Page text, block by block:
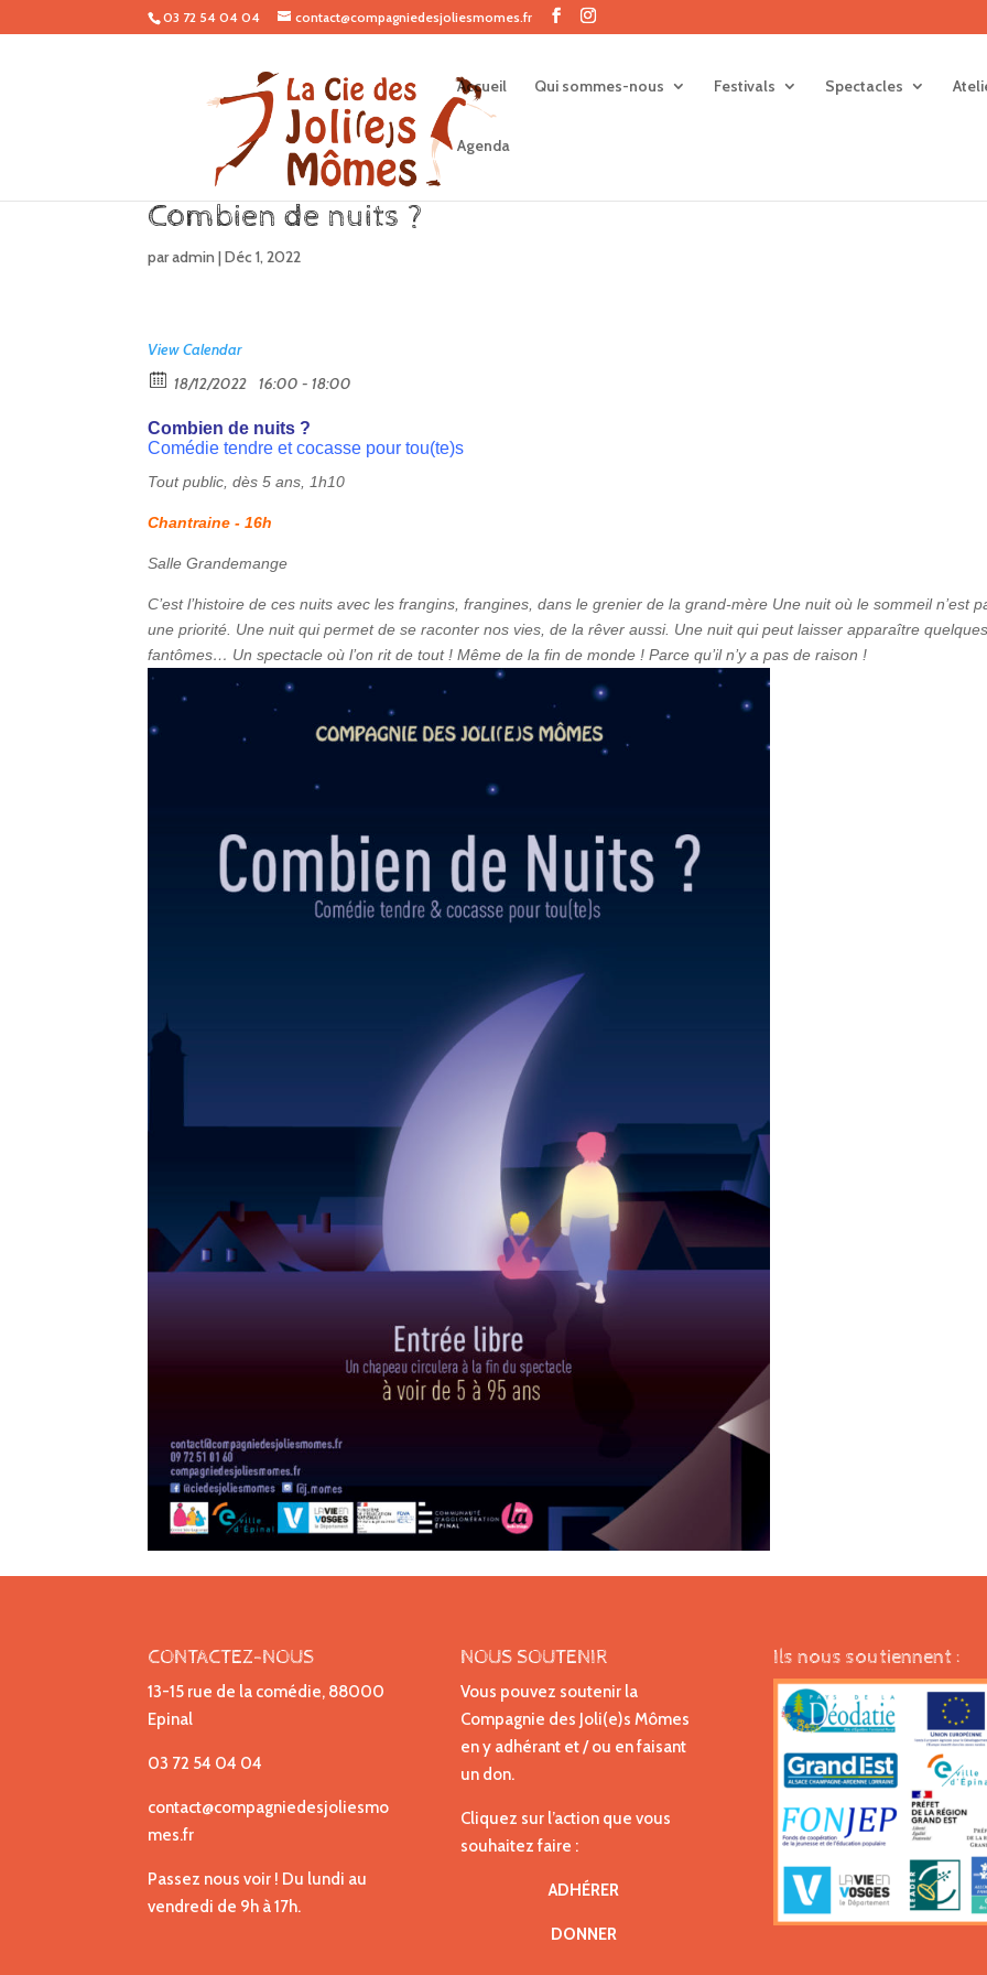
03 72 54 04 04 contact@compagniedesjoliesmomes.fr
Accueil Qui sommes-nous Festivals Spectacles
Agenda
Combien de nuits ?
paradmin |Déc 1, 2022
View Calendar
18/12/2022
16:00 - 18:00
Combien de nuits ?
Comédie tendre et cocasse pour tou(te)s
Tout public, dès 5 ans, 1h10
Chantraine - 16h
Salle Grandemange
C’est l’histoire de ces nuits avec les frangins, frangines, dans le grenier de la grand-mère Une nuit où le sommeil n’est
une priorité. Une nuit qui permet de se raconter nos vies, de la rêver aussi. Une nuit qui peut laisser apparaître
fantômes… Un spectacle où l’on rit de tout ! Même de la fin de monde ! Parce qu’il n’y a pas de raison !
CONTACTEZ-NOUS
13-15 rue de la comédie, 88000
Epinal
03 72 54 04 04
contact@compagniedesjoliesmo
mes.fr
Passez nous voir ! Du lundi au
vendredi de 9h à 17h.
NOUS SOUTENIR
Vous pouvez soutenir la
Compagnie des Joli(e)s Mômes
en y adhérant et / ou en faisant
un don.
Cliquez sur l’action que vous
souhaitez faire :
ADHÉRER
DONNER
Ils nous soutiennent :